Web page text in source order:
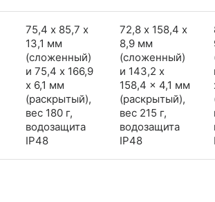
75,4 х 85,7 х
13,1 мм
(сложенный)
и 75,4 x 166,9
x 6,1 мм
(раскрытый),
вес 180 г,
водозащита
IP48
72,8 х 158,4 х
8,9 мм
(сложенный)
и 143,2 x
158,4 x 4,1 мм
(раскрытый),
вес 215 г,
водозащита
IP48